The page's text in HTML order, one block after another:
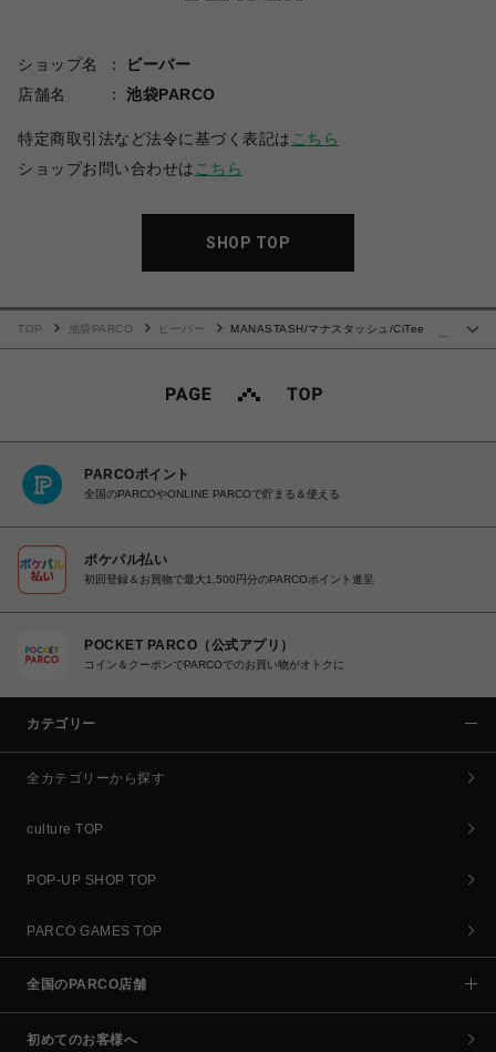
ショップ名
ビーバー
店舗名
池袋PARCO
特定商取引法など法令に基づく表記は こちら
ショップお問い合わせは こちら
SHOP TOP
TOP 池袋PARCO ビーバー
MANASTASH/マナスタッシュ/CiTee
PARCOポイント
全国のPARCOやONLINE PARCOで貯まる＆使える
ポケパル払い
初回登録＆お買物で最大1,500円分のPARCOポイント進呈
POCKET PARCO（公式アプリ）
コイン＆クーポンでPARCOでのお買い物がオトクに
カテゴリー
全カテゴリーから探す
culture TOP
POP-UP SHOP TOP
PARCO GAMES TOP
全国のPARCO店舗
初めてのお客様へ